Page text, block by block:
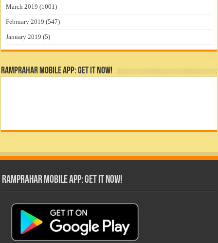
March 2019 (1001)
February 2019 (547)
January 2019 (5)
RamPrahar Mobile App: Get it Now!
RamPrahar Mobile App: Get it Now!